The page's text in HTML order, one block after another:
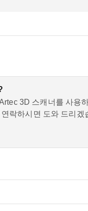
3D 스캐너를 사용
락하시면 도와 드리겠